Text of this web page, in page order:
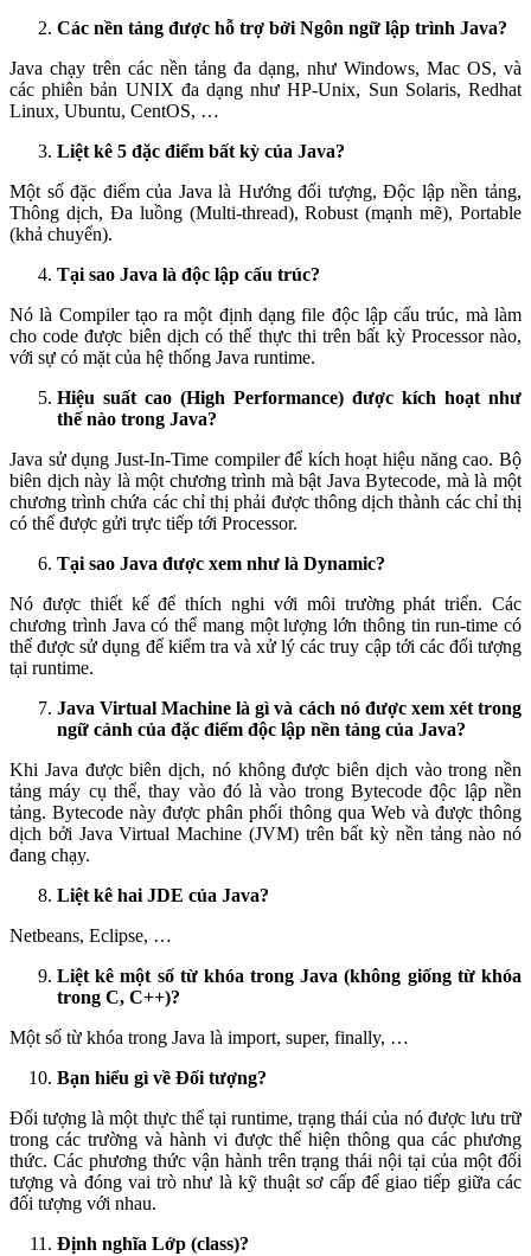
Các nền tảng được hỗ trợ bởi Ngôn ngữ lập trình Java?
Java chạy trên các nền tảng đa dạng, như Windows, Mac OS, và
các phiên bản UNIX đa dạng như HP-Unix, Sun Solaris, Redhat
Linux, Ubuntu, CentOS, …
Liệt kê 5 đặc điểm bất kỳ của Java?
Một số đặc điểm của Java là Hướng đối tượng, Độc lập nền tảng,
Thông dịch, Đa luồng (Multi-thread), Robust (mạnh mẽ), Portable
(khả chuyển).
Tại sao Java là độc lập cấu trúc?
Nó là Compiler tạo ra một định dạng file độc lập cấu trúc, mà làm
cho code được biên dịch có thể thực thi trên bất kỳ Processor nào,
với sự có mặt của hệ thống Java runtime.
Hiệu suất cao (High Performance) được kích hoạt như
thế nào trong Java?
Java sử dụng Just-In-Time compiler để kích hoạt hiệu năng cao. Bộ
biên dịch này là một chương trình mà bật Java Bytecode, mà là một
chương trình chứa các chỉ thị phải được thông dịch thành các chỉ thị
có thể được gửi trực tiếp tới Processor.
Tại sao Java được xem như là Dynamic?
Nó được thiết kế để thích nghi với môi trường phát triển. Các
chương trình Java có thể mang một lượng lớn thông tin run-time có
thể được sử dụng để kiểm tra và xử lý các truy cập tới các đối tượng
tại runtime.
Java Virtual Machine là gì và cách nó được xem xét trong
ngữ cảnh của đặc điểm độc lập nền tảng của Java?
Khi Java được biên dịch, nó không được biên dịch vào trong nền
tảng máy cụ thể, thay vào đó là vào trong Bytecode độc lập nền
tảng. Bytecode này được phân phối thông qua Web và được thông
dịch bởi Java Virtual Machine (JVM) trên bất kỳ nền tảng nào nó
đang chạy.
Liệt kê hai JDE của Java?
Netbeans, Eclipse, …
Liệt kê một số từ khóa trong Java (không giống từ khóa
trong C, C++)?
Một số từ khóa trong Java là import, super, finally, …
Bạn hiểu gì về Đối tượng?
Đối tượng là một thực thể tại runtime, trạng thái của nó được lưu trữ
trong các trường và hành vi được thể hiện thông qua các phương
thức. Các phương thức vận hành trên trạng thái nội tại của một đối
tượng và đóng vai trò như là kỹ thuật sơ cấp để giao tiếp giữa các
đối tượng với nhau.
Định nghĩa Lớp (class)?